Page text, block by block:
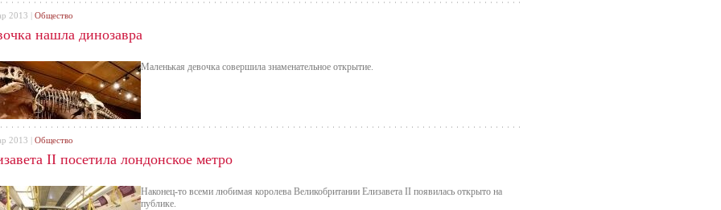
нашла динозавра
Маленькая девочка совершила знаменательное открытие.
2013 | Общество
II посетила лондонское метро
Наконец-то всеми любимая королева Великобритании Елизавета II появилась открыто на
публике.
2013 | Общество